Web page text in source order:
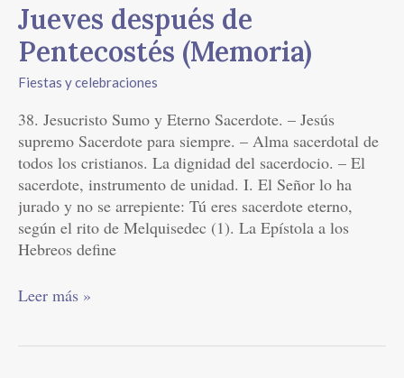
Jueves después de
Pentecostés (Memoria)
Fiestas y celebraciones
38. Jesucristo Sumo y Eterno Sacerdote. – Jesús
supremo Sacerdote para siempre. – Alma sacerdotal de
todos los cristianos. La dignidad del sacerdocio. – El
sacerdote, instrumento de unidad. I. El Señor lo ha
jurado y no se arrepiente: Tú eres sacerdote eterno,
según el rito de Melquisedec (1). La Epístola a los
Hebreos define
Jueves
después
de
Pentecostés
Leer más »